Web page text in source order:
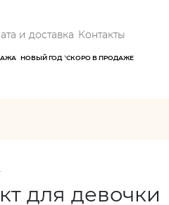
и доставка Контакты
НОВЫЙ ГОД СКОРО В ПРОДАЖЕ
для девочки